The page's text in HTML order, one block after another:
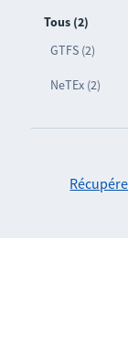
Tous (2)
GTFS (2)
NeTEx (2)